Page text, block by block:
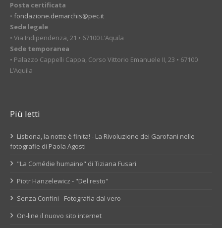
Posta certificata
• fondazione.demarchis@pec.it
Sede legale
• Via Indipendenza, 21 • 67100 L’Aquila
Sede temporanea
• Palazzo Cappelli Cappa, Corso Vittorio Emanuele II, 23 • 67100
L’Aquila
Più letti
Lisbona, la notte è finita! - La Rivoluzione dei Garofani nelle
fotografie di Paola Agosti
"La Comédie humaine" di Tiziana Fusari
Piotr Hanzelewicz - "Del resto"
Senza Confini - Fotografia dal vero
On-line il nuovo sito internet